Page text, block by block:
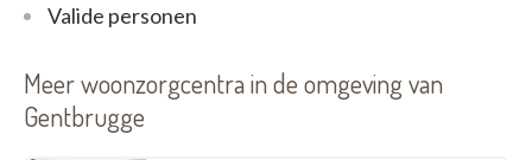
Valide personen
Meer woonzorgcentra in de omgeving van
Gentbrugge